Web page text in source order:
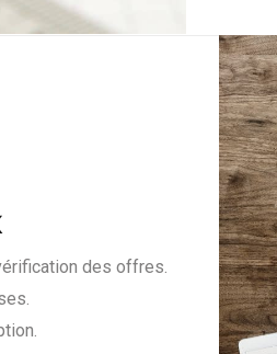
des offres.